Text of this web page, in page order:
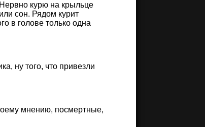
курю на крыльце
сон. Рядом курит
в голове только одна
ну того, что привезли
мнению, посмертные,